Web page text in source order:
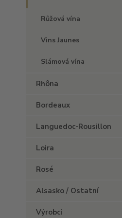
Růžová vína
Vins Jaunes
Slámová vína
Rhôna
Bordeaux
Languedoc-Rousillon
Loira
Rosé
Alsasko / Ostatní
Výrobci